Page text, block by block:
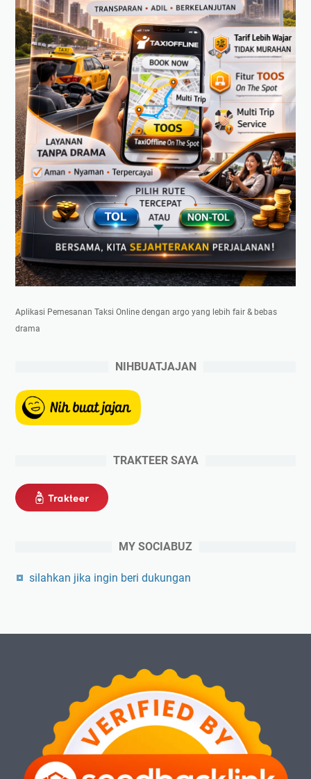
Aplikasi Pemesanan Taksi Online dengan argo yang lebih fair & bebas
drama
NIHBUATJAJAN
TRAKTEER SAYA
MY SOCIABUZ
silahkan jika ingin beri dukungan